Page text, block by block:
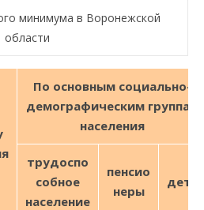
минимума в Воронежской
области
По основным социально-
демографическим группам
населения
трудоспо
собное
население
пенсио
неры
дети